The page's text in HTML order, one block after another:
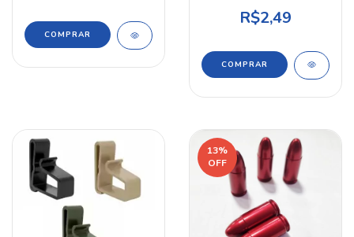
R$2,49
13%
OFF